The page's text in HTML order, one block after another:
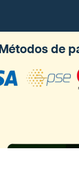
Métodos de